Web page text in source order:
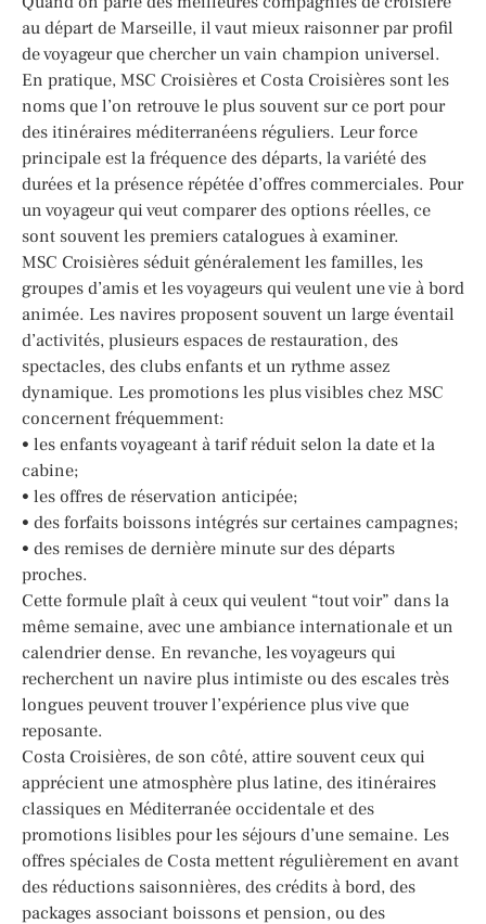
au départ de Marseille, il vaut mieux raisonner par profil
de voyageur que chercher un vain champion universel.
En pratique, MSC Croisières et Costa Croisières sont les
noms que l’on retrouve le plus souvent sur ce port pour
des itinéraires méditerranéens réguliers. Leur force
principale est la fréquence des départs, la variété des
durées et la présence répétée d’offres commerciales. Pour
un voyageur qui veut comparer des options réelles, ce
sont souvent les premiers catalogues à examiner.
MSC Croisières séduit généralement les familles, les
groupes d’amis et les voyageurs qui veulent une vie à bord
animée. Les navires proposent souvent un large éventail
d’activités, plusieurs espaces de restauration, des
spectacles, des clubs enfants et un rythme assez
dynamique. Les promotions les plus visibles chez MSC
concernent fréquemment:
• les enfants voyageant à tarif réduit selon la date et la
cabine;
• les offres de réservation anticipée;
• des forfaits boissons intégrés sur certaines campagnes;
• des remises de dernière minute sur des départs
proches.
Cette formule plaît à ceux qui veulent “tout voir” dans la
même semaine, avec une ambiance internationale et un
calendrier dense. En revanche, les voyageurs qui
recherchent un navire plus intimiste ou des escales très
longues peuvent trouver l’expérience plus vive que
reposante.
Costa Croisières, de son côté, attire souvent ceux qui
apprécient une atmosphère plus latine, des itinéraires
classiques en Méditerranée occidentale et des
promotions lisibles pour les séjours d’une semaine. Les
offres spéciales de Costa mettent régulièrement en avant
des réductions saisonnières, des crédits à bord, des
packages associant boissons et pension, ou des